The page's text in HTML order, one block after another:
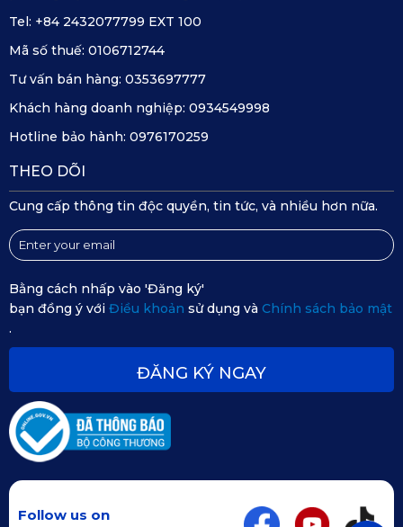
Tel: +84 2432077799 EXT 100
Mã số thuế: 0106712744
Tư vấn bán hàng: 0353697777
Khách hàng doanh nghiệp: 0934549998
Hotline bảo hành: 0976170259
THEO DÕI
Cung cấp thông tin độc quyền, tin tức, và nhiều hơn nữa.
Bằng cách nhấp vào 'Đăng ký'
bạn đồng ý với Điều khoản sử dụng và Chính sách bảo mật
.
ĐĂNG KÝ NGAY
Follow us on